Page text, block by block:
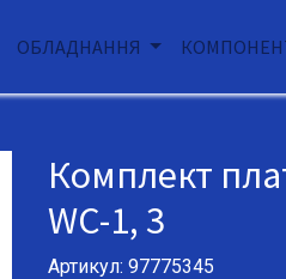
ОБЛАДНАННЯ
Комплект
WC-1, 3
Артикул: 97775345